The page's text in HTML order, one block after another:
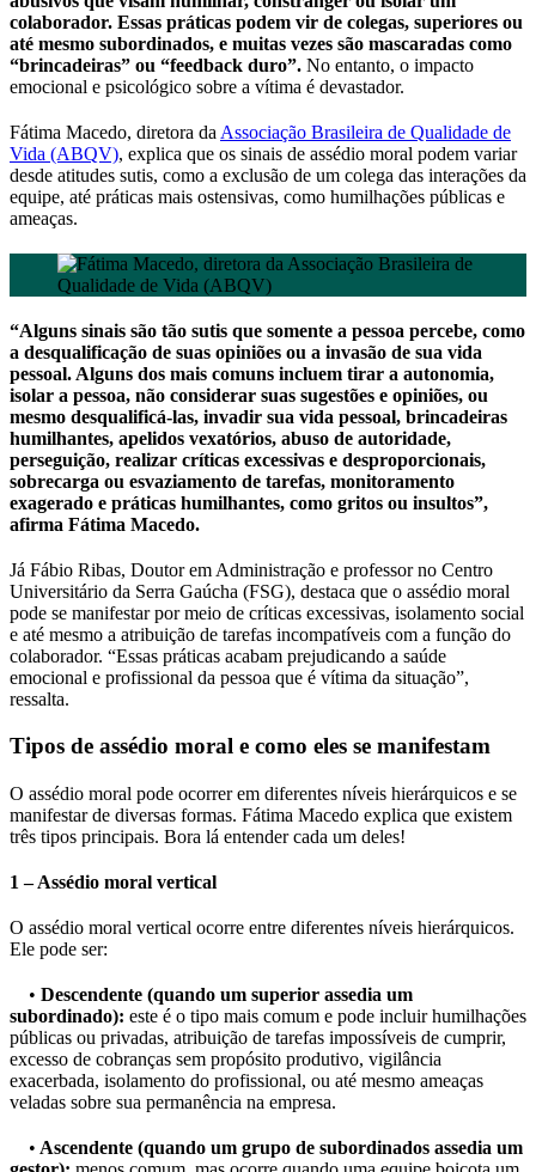
colaborador. Essas práticas podem vir de colegas, superiores ou
até mesmo subordinados, e muitas vezes são mascaradas como
“brincadeiras” ou “feedback duro”. No entanto, o impacto
emocional e psicológico sobre a vítima é devastador.
Fátima Macedo, diretora da Associação Brasileira de Qualidade de
Vida (ABQV), explica que os sinais de assédio moral podem variar
desde atitudes sutis, como a exclusão de um colega das interações da
equipe, até práticas mais ostensivas, como humilhações públicas e
ameaças.
“Alguns sinais são tão sutis que somente a pessoa percebe, como
a desqualificação de suas opiniões ou a invasão de sua vida
pessoal. Alguns dos mais comuns incluem tirar a autonomia,
isolar a pessoa, não considerar suas sugestões e opiniões, ou
mesmo desqualificá-las, invadir sua vida pessoal, brincadeiras
humilhantes, apelidos vexatórios, abuso de autoridade,
perseguição, realizar críticas excessivas e desproporcionais,
sobrecarga ou esvaziamento de tarefas, monitoramento
exagerado e práticas humilhantes, como gritos ou insultos”,
afirma Fátima Macedo.
Já Fábio Ribas, Doutor em Administração e professor no Centro
Universitário da Serra Gaúcha (FSG), destaca que o assédio moral
pode se manifestar por meio de críticas excessivas, isolamento social
e até mesmo a atribuição de tarefas incompatíveis com a função do
colaborador. “Essas práticas acabam prejudicando a saúde
emocional e profissional da pessoa que é vítima da situação”,
ressalta.
Tipos de assédio moral e como eles se manifestam
O assédio moral pode ocorrer em diferentes níveis hierárquicos e se
manifestar de diversas formas. Fátima Macedo explica que existem
três tipos principais. Bora lá entender cada um deles!
1 – Assédio moral vertical
O assédio moral vertical ocorre entre diferentes níveis hierárquicos.
Ele pode ser:
• Descendente (quando um superior assedia um
subordinado): este é o tipo mais comum e pode incluir humilhações
públicas ou privadas, atribuição de tarefas impossíveis de cumprir,
excesso de cobranças sem propósito produtivo, vigilância
exacerbada, isolamento do profissional, ou até mesmo ameaças
veladas sobre sua permanência na empresa.
• Ascendente (quando um grupo de subordinados assedia um